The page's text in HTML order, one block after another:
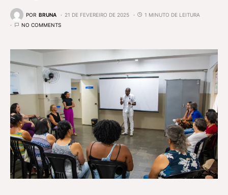
POR BRUNA 21 DE FEVEREIRO DE 2025
1 MINUTO DE LEITURA
NO COMMENTS